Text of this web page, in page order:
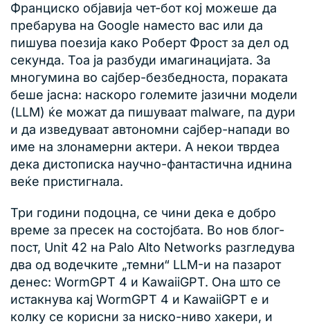
Франциско објавија чет-бот кој можеше да
пребарува на Google наместо вас или да
пишува поезија како Роберт Фрост за дел од
секунда. Тоа ја разбуди имагинацијата. За
многумина во сајбер-безбедноста, пораката
беше јасна: наскоро големите јазични модели
(LLM) ќе можат да пишуваат malware, па дури
и да изведуваат автономни сајбер-напади во
име на злонамерни актери. А некои тврдеа
дека дистописка научно-фантастична иднина
веќе пристигнала.
Три години подоцна, се чини дека е добро
време за пресек на состојбата. Во нов блог-
пост, Unit 42 на Palo Alto Networks разгледува
два од водечките „темни“ LLM-и на пазарот
денес: WormGPT 4 и KawaiiGPT. Она што се
истакнува кај WormGPT 4 и KawaiiGPT е и
колку се корисни за ниско-ниво хакери, и